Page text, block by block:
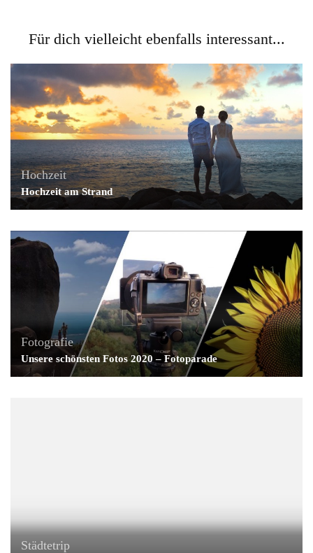
Für dich vielleicht ebenfalls interessant...
Hochzeit
Hochzeit am Strand
Fotografie
Unsere schönsten Fotos 2020 – Fotoparade
Städtetrip